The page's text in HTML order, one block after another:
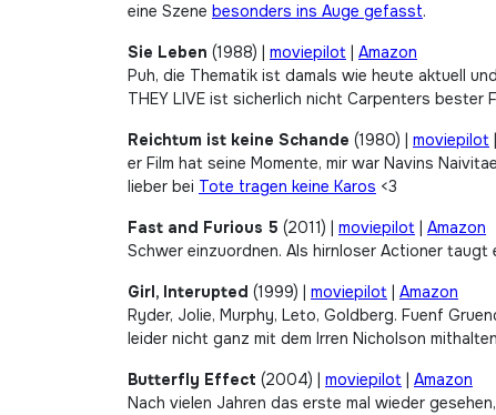
eine Szene besonders ins Auge gefasst.
Sie Leben (1988) | moviepilot | Amazon
Puh, die Thematik ist damals wie heute aktuell
THEY LIVE ist sicherlich nicht Carpenters bester
Reichtum ist keine Schande (1980) | moviepilot |
er Film hat seine Momente, mir war Navins
lieber bei Tote tragen keine Karos <3
Fast and Furious 5 (2011) | moviepilot | Amazon
Schwer einzuordnen. Als hirnloser Actioner
Girl, Interupted (1999) | moviepilot | Amazon
Ryder, Jolie, Murphy, Leto, Goldberg. Fuenf
leider nicht ganz mit dem Irren Nicholson
Butterfly Effect (2004) | moviepilot | Amazon
Nach vielen Jahren das erste mal wieder